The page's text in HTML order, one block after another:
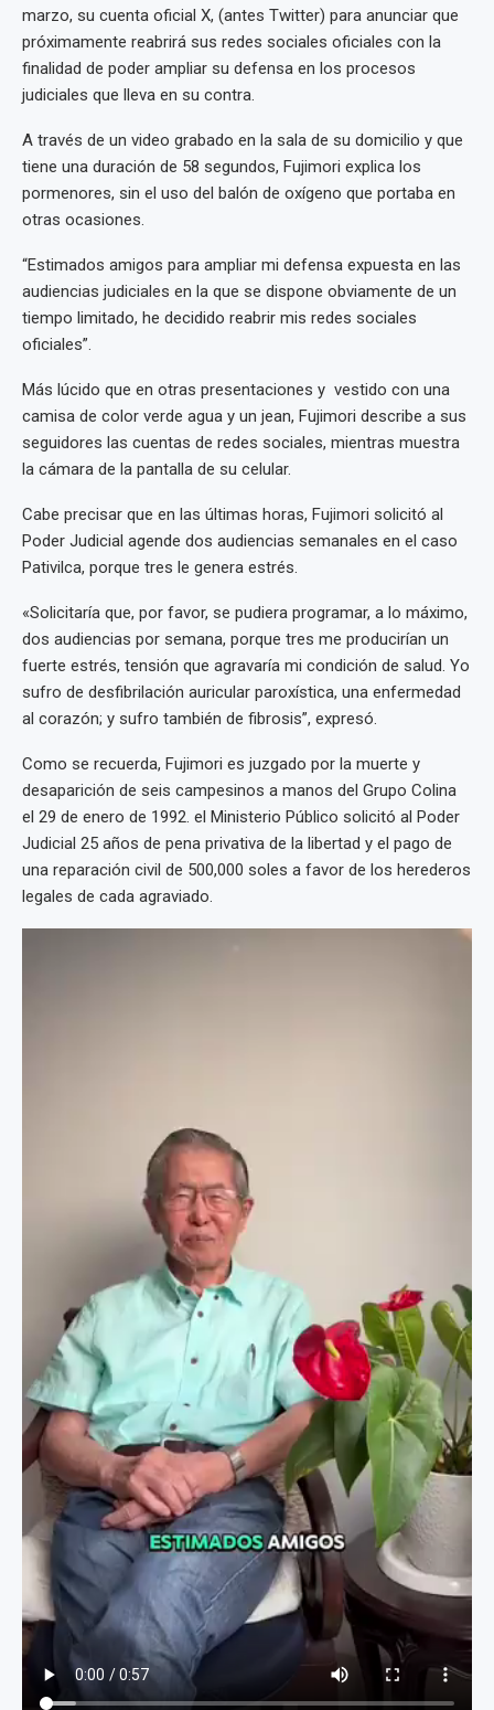
marzo, su cuenta oficial X, (antes Twitter) para anunciar que
próximamente reabrirá sus redes sociales oficiales con la
finalidad de poder ampliar su defensa en los procesos
judiciales que lleva en su contra.
A través de un video grabado en la sala de su domicilio y que
tiene una duración de 58 segundos, Fujimori explica los
pormenores, sin el uso del balón de oxígeno que portaba en
otras ocasiones.
“Estimados amigos para ampliar mi defensa expuesta en las
audiencias judiciales en la que se dispone obviamente de un
tiempo limitado, he decidido reabrir mis redes sociales
oficiales”.
Más lúcido que en otras presentaciones y vestido con una
camisa de color verde agua y un jean, Fujimori describe a sus
seguidores las cuentas de redes sociales, mientras muestra
la cámara de la pantalla de su celular.
Cabe precisar que en las últimas horas, Fujimori solicitó al
Poder Judicial agende dos audiencias semanales en el caso
Pativilca, porque tres le genera estrés.
«Solicitaría que, por favor, se pudiera programar, a lo máximo,
dos audiencias por semana, porque tres me producirían un
fuerte estrés, tensión que agravaría mi condición de salud. Yo
sufro de desfibrilación auricular paroxística, una enfermedad
al corazón; y sufro también de fibrosis”, expresó.
Como se recuerda, Fujimori es juzgado por la muerte y
desaparición de seis campesinos a manos del Grupo Colina
el 29 de enero de 1992. el Ministerio Público solicitó al Poder
Judicial 25 años de pena privativa de la libertad y el pago de
una reparación civil de 500,000 soles a favor de los herederos
legales de cada agraviado.